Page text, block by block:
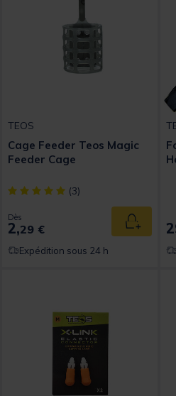
TEOS
Cage Feeder Teos Magic
Feeder Cage
[object Object] out of 5 Customer
(3)
Dès
2,29 € Ajouter
Expédition sous 24 h